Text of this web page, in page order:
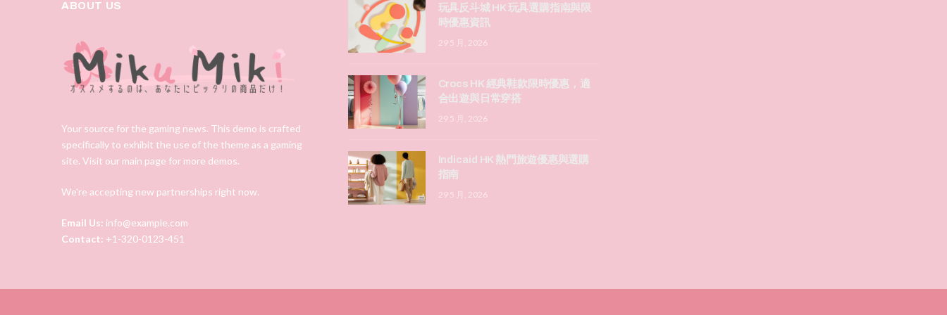
ABOUT US
Your source for the gaming news. This demo is crafted
specifically to exhibit the use of the theme as a gaming
site. Visit our main page for more demos.
We're accepting new partnerships right now.
Email Us: info@example.com
Contact: +1-320-0123-451
玩具反斗城 HK 玩具選購指南與限
時優惠資訊
29 5 月, 2026
Crocs HK 經典鞋款限時優惠，適
合出遊與日常穿搭
29 5 月, 2026
Indicaid HK 熱門旅遊優惠與選購
指南
29 5 月, 2026